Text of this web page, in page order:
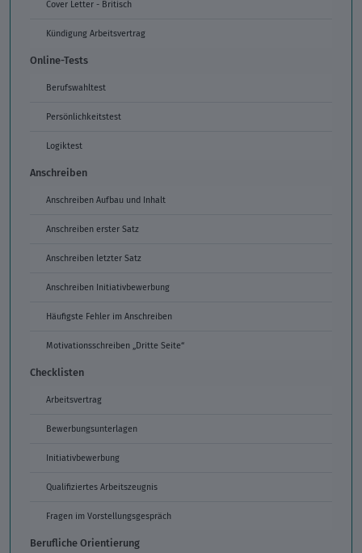
Cover Letter - Britisch
Kündigung Arbeitsvertrag
Online-Tests
Berufswahltest
Persönlichkeitstest
Logiktest
Anschreiben
Anschreiben Aufbau und Inhalt
Anschreiben erster Satz
Anschreiben letzter Satz
Anschreiben Initiativbewerbung
Häufigste Fehler im Anschreiben
Motivationsschreiben „Dritte Seite“
Checklisten
Arbeitsvertrag
Bewerbungsunterlagen
Initiativbewerbung
Qualifiziertes Arbeitszeugnis
Fragen im Vorstellungsgespräch
Berufliche Orientierung